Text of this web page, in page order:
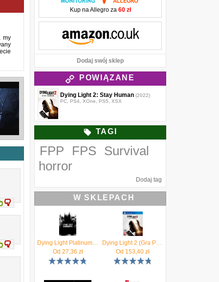
my
Kup na Allegro za 60 zł
Dodaj swój sklep
POWIĄZANE
Dying Light 2: Stay Human (2022)
PC, PS4, XOne, PS5, XSX
TAGI
FPP FPS Survival
horror
Dodaj tag
W SKLEPACH
Dying Light Platinum Edition (Digital)
Od 27,36 zł
Dying Light 2 (Gra PS4)
Od 153,40 zł